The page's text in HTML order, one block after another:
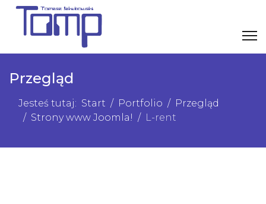
Przegląd
Jesteś tutaj: Start Portfolio
Przegląd
Strony www Joomla!
L-rent